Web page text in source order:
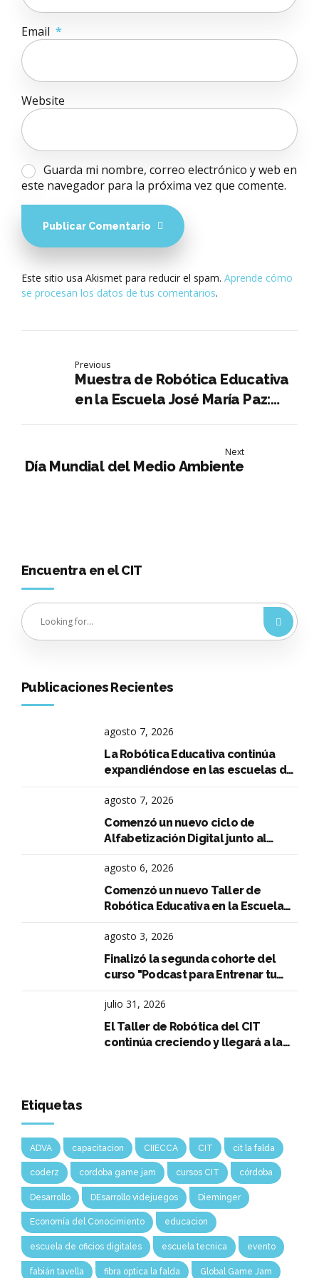
Email *
Website
Guarda mi nombre, correo electrónico y web en
este navegador para la próxima vez que comente.
Publicar Comentario
Este sitio usa Akismet para reducir el spam. Aprende cómo
se procesan los datos de tus comentarios.
Previous
Muestra de Robótica Educativa
en la Escuela José María Paz:
Next
Día Mundial del Medio Ambiente
Encuentra en el CIT
Publicaciones Recientes
agosto 7, 2026
La Robótica Educativa continúa
expandiéndose en las escuelas de
agosto 7, 2026
Comenzó un nuevo ciclo de
Alfabetización Digital junto al
agosto 6, 2026
Comenzó un nuevo Taller de
Robótica Educativa en la Escuela
agosto 3, 2026
Finalizó la segunda cohorte del
curso "Podcast para Entrenar tu
julio 31, 2026
El Taller de Robótica del CIT
continúa creciendo y llegará a la
Etiquetas
ADVA capacitacion CIIECCA CIT cit la falda
coderz cordoba game jam cursos CIT córdoba
Desarrollo DEsarrollo videjuegos Dieminger
Economía del Conocimiento educacion
escuela de oficios digitales escuela tecnica evento
fabián tavella fibra optica la falda Global Game Jam